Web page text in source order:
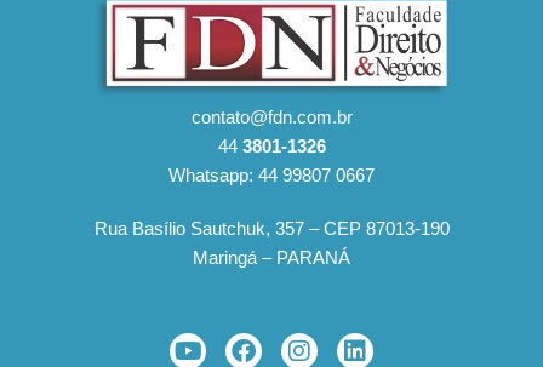
contato@fdn.com.br
44 3801-1326
Whatsapp: 44 99807 0667
Rua Basílio Sautchuk, 357 – CEP 87013-190
Maringá – PARANÁ